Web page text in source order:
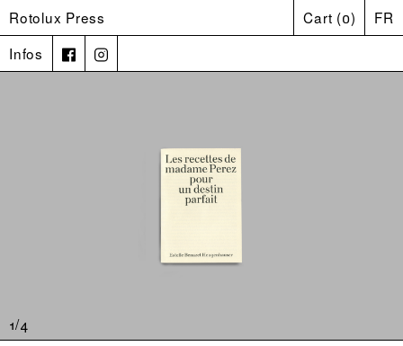
Rotolux Press
Infos
Cart (0) FR
1/4